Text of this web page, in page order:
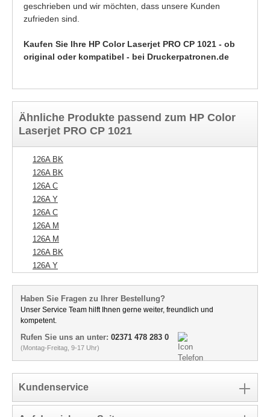
geschrieben und wir möchten, dass unsere Kunden
zufrieden sind.
Kaufen Sie Ihre HP Color Laserjet PRO CP 1021 - ob
original oder kompatibel - bei Druckerpatronen.de
Ähnliche Produkte passend zum HP Color
Laserjet PRO CP 1021
126A BK
126A BK
126A C
126A Y
126A C
126A M
126A M
126A BK
126A Y
Haben Sie Fragen zu Ihrer Bestellung?
Unser Service Team hilft Ihnen gerne weiter, freundlich und
kompetent.
Rufen Sie uns an unter: 02371 478 283 0
(Montag-Freitag, 9-17 Uhr)
Kundenservice